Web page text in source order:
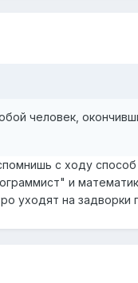
человек,
с ходу
и
уходят на задворки